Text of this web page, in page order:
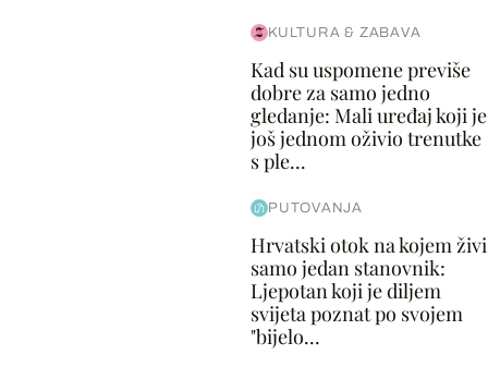
KULTURA & ZABAVA
Kad su uspomene previše
dobre za samo jedno
gledanje: Mali uređaj koji je
još jednom oživio trenutke
s ple...
PUTOVANJA
Hrvatski otok na kojem živi
samo jedan stanovnik:
Ljepotan koji je diljem
svijeta poznat po svojem
"bijelo...